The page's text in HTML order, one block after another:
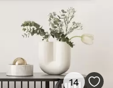
14